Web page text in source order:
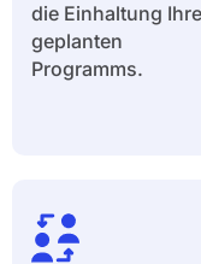
die Einhaltung
geplanten
Programms.